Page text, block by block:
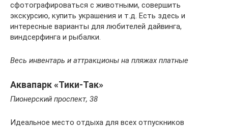
сфотографироваться с животными, совершить
экскурсию, купить украшения и т.д. Есть здесь и
интересные варианты для любителей дайвинга,
виндсерфинга и рыбалки.
Весь инвентарь и аттракционы на пляжах платные
Аквапарк «Тики-Так»
Пионерский проспект, 38
Идеальное место отдыха для всех отпускников